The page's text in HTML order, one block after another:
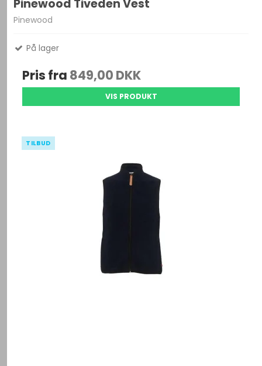
Pinewood Tiveden Vest
Pinewood
På lager
Pris fra 849,00 DKK
VIS PRODUKT
TILBUD